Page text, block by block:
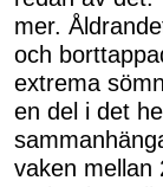
mer.
och
extrema
en del i det
vaken mellan